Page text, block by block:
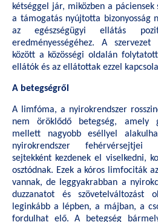
kétséggel jár, miközben a
a támogatás nyújtotta bizonyosság
az egészségügyi ellátás
eredményességéhez. A
között a közösségi oldalán
ellátók és az ellátottak ezzel
A betegségről
A limfóma, a nyirokrendszer
nem öröklődő betegség, amely
mellett nagyobb eséllyel
nyirokrendszer fehérvérsejtjei
sejtekként kezdenek el viselkedni,
osztódnak. Ezek a kóros limfociták
vannak, de leggyakrabban a
duzzanatot és szövetelváltozást
leginkább a lépben, a májban, a
fordulhat elő. A betegség